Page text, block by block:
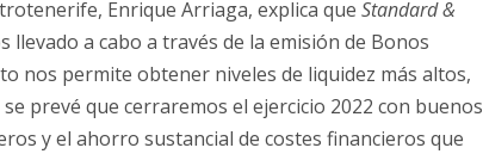
Enrique Arriaga, explica que Standard &
llevado a cabo a través de la emisión de Bonos
nos permite obtener niveles de liquidez más altos,
prevé que cerraremos el ejercicio 2022 con buenos
y el ahorro sustancial de costes financieros que